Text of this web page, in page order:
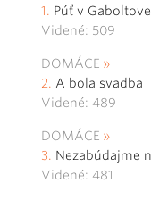
Púť v
Videné: 509
DOMÁCE
A bola svadba
Videné: 489
DOMÁCE
Nezabúdajme
Videné: 481